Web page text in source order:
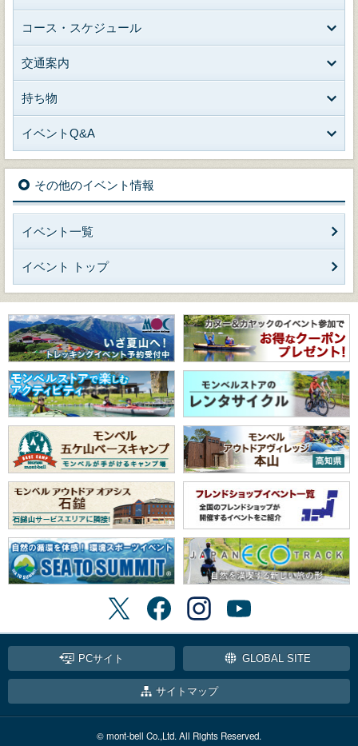
コース・スケジュール
交通案内
持ち物
イベントQ&A
その他のイベント情報
イベント一覧
イベント トップ
PCサイト GLOBAL SITE
サイトマップ
© mont-bell Co.,Ltd. All Rights Reserved.